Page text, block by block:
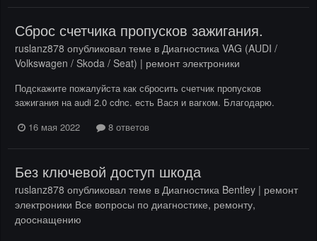
Сброс счетчика пропусков зажигания.
ruslanz878 опубликовал теме в Диагностика VAG (AUDI /
Volkswagen / Skoda / Seat) | ремонт электроники
Подскажите пожалуйста как сбросить счетчик пропусков
зажигания на audi 2.0 cdnc. есть Вася и вагком. Благодарю.
16 мая 2022
8 ответов
Без ключевой доступ шкода
ruslanz878 опубликовал теме в Диагностика Bentley | ремонт
электроники Все вопросы по диагностике, ремонту,
дооснащению